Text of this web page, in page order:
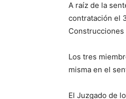
A raíz de la
contratación el
Construcciones
Los tres
misma en el
El Juzgado de